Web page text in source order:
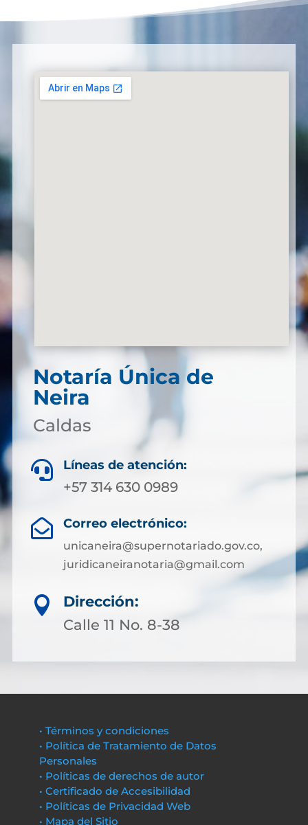
Notaría Única de
Neira
Caldas
 Líneas de atención:
+57 314 630 0989
 Correo electrónico:
unicaneira@supernotariado.gov.co,
juridicaneiranotaria@gmail.com

Dirección:
Calle 11 No. 8-38
• Términos y condiciones
• Política de Tratamiento de Datos
Personales
• Políticas de derechos de autor
• Certificado de Accesibilidad
• Políticas de Privacidad Web
• Mapa del Sitio